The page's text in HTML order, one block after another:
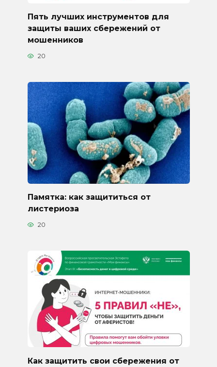
Пять лучших инструментов для
защиты ваших сбережений от
мошенников
20
Памятка: как защититься от
листериоза
20
Как защитить свои сбережения от